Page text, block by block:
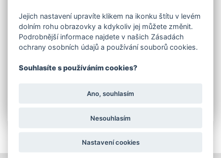
1 pár plechových držáků čidel.
V souvisejících produktech naleznete:
-HR100.NOhřeben nylonový, s kovovým jádrem –
nutno objednat délku průjezdu brány + 1 metr
Pokud si nebudete jisti s výběrem, neváhejte se
Jejich nastavení upravíte klikem na ikonku štítu v levém
dolním rohu obrazovky a kdykoliv jej můžete změnit.
Podrobnější informace najdete v našich Zásadách
ochrany osobních údajů a používání souborů cookies.
Souhlasíte s používáním cookies?
Ano, souhlasím
Nesouhlasím
Nastavení cookies